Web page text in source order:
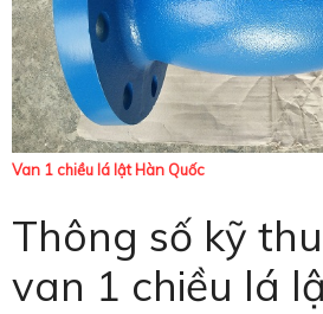
Van 1 chiều lá lật Hàn Quốc
Thông số kỹ
van 1 chiều lá